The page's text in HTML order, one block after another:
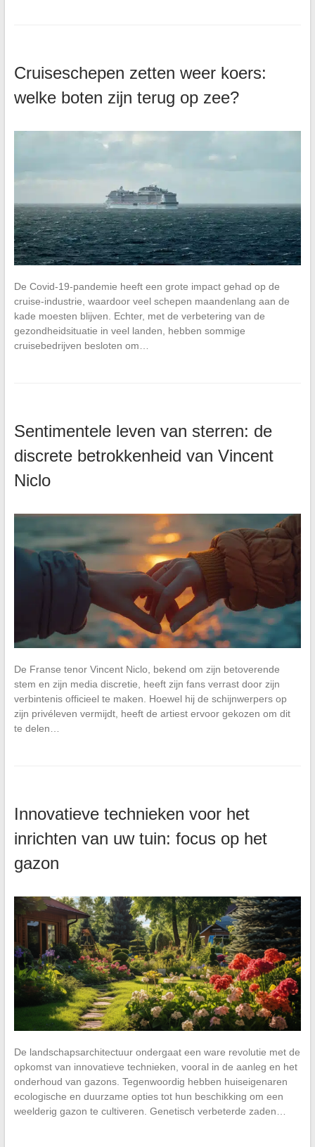
Cruiseschepen zetten weer koers:
welke boten zijn terug op zee?
De Covid-19-pandemie heeft een grote impact gehad op de
cruise-industrie, waardoor veel schepen maandenlang aan de
kade moesten blijven. Echter, met de verbetering van de
gezondheidsituatie in veel landen, hebben sommige
cruisebedrijven besloten om…
Sentimentele leven van sterren: de
discrete betrokkenheid van Vincent
Niclo
De Franse tenor Vincent Niclo, bekend om zijn betoverende
stem en zijn media discretie, heeft zijn fans verrast door zijn
verbintenis officieel te maken. Hoewel hij de schijnwerpers op
zijn privéleven vermijdt, heeft de artiest ervoor gekozen om dit
te delen…
Innovatieve technieken voor het
inrichten van uw tuin: focus op het
gazon
De landschapsarchitectuur ondergaat een ware revolutie met de
opkomst van innovatieve technieken, vooral in de aanleg en het
onderhoud van gazons. Tegenwoordig hebben huiseigenaren
ecologische en duurzame opties tot hun beschikking om een
weelderig gazon te cultiveren. Genetisch verbeterde zaden…